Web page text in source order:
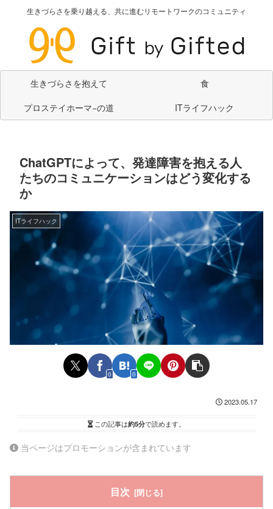
生きづらさを乗り越える、共に進むリモートワークのコミュニティ
生きづらさを抱えて
食
プロステイホーマ−の道
ITライフハック
ChatGPTによって、発達障害を抱える人
たちのコミュニケーションはどう変化する
か
ITライフハック
0 0
2023.05.17
この記事は約5分で読めます。
当ページはプロモーションが含まれています
目次